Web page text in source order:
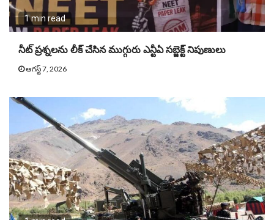
1 min read
నీట్ ప్ర‌శ్న‌ల‌ను లీక్ చేసిన ముగ్గురు ఎన్టీఏ స‌బ్జెక్ట్ నిపుణులు
ఆగస్ట్ 7, 2026